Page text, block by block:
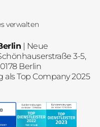
verwalten
| Neue
3-5,
Berlin